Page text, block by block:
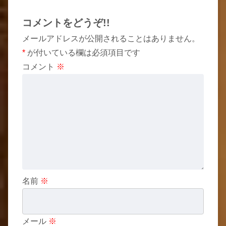
コメントをどうぞ!!
メールアドレスが公開されることはありません。
* が付いている欄は必須項目です
コメント ※
名前 ※
メール ※